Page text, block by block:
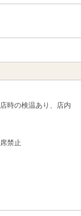
時の検温あり、店内
禁止